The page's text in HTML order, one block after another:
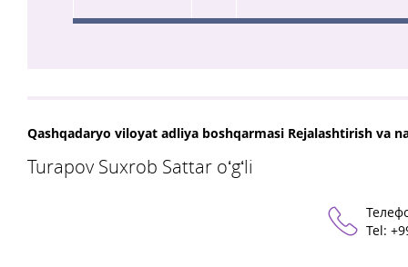
Qashqadaryo viloyat adliya boshqarmasi Rejalashtirish va
Turapov Suxrob Sattar oʻgʻli
Теl: